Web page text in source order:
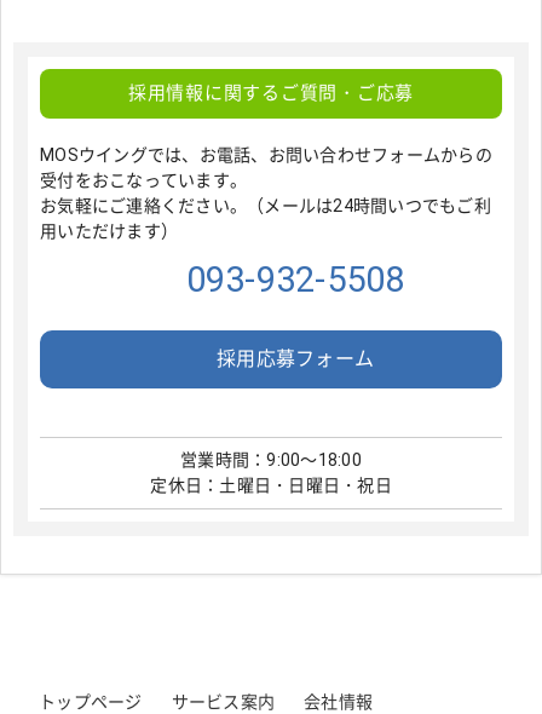
採用情報に関するご質問・ご応募
MOSウイングでは、お電話、お問い合わせフォームからの
受付をおこなっています。
お気軽にご連絡ください。（メールは24時間いつでもご利
用いただけます）
093-932-5508
採用応募フォーム
営業時間：9:00～18:00
定休日：土曜日・日曜日・祝日
トップページ サービス案内
会社情報